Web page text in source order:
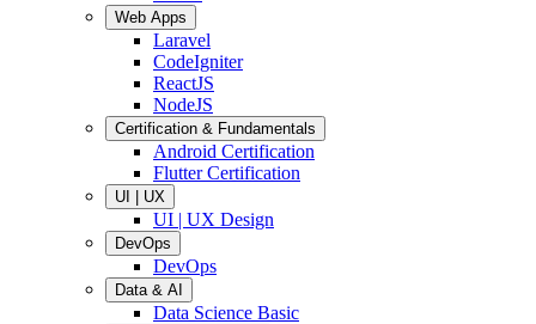
Web Apps
Laravel
CodeIgniter
ReactJS
NodeJS
Certification & Fundamentals
Android Certification
Flutter Certification
UI | UX
UI | UX Design
DevOps
DevOps
Data & AI
Data Science Basic